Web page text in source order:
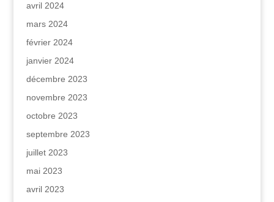
avril 2024
mars 2024
février 2024
janvier 2024
décembre 2023
novembre 2023
octobre 2023
septembre 2023
juillet 2023
mai 2023
avril 2023